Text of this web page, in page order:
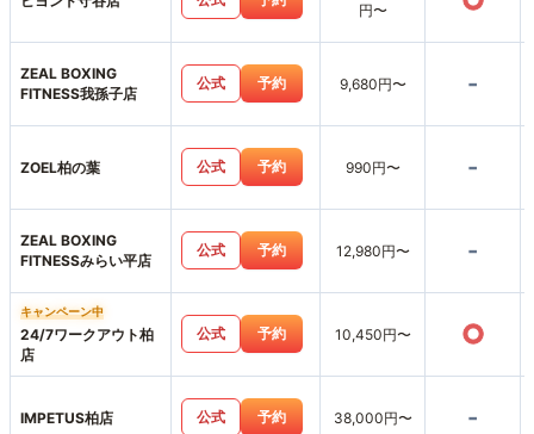
円〜
ZEAL BOXING
FITNESS我孫子店
公式 予約 9,680円〜 -
ZOEL柏の葉 公式 予約 990円〜 -
ZEAL BOXING
FITNESSみらい平店
公式 予約 12,980円〜 -
キャンペーン中
24/7ワークアウト柏
店
公式 予約 10,450円〜 ○
IMPETUS柏店 公式 予約 38,000円〜 -